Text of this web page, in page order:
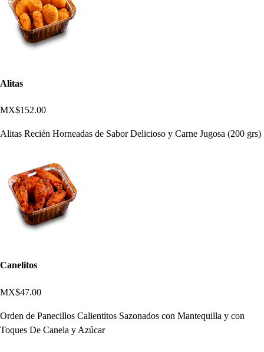
Alitas
MX$152.00
Alitas Recién Horneadas de Sabor Delicioso y Carne Jugosa (200 grs)
Canelitos
MX$47.00
Orden de Panecillos Calientitos Sazonados con Mantequilla y con
Toques De Canela y Azúcar